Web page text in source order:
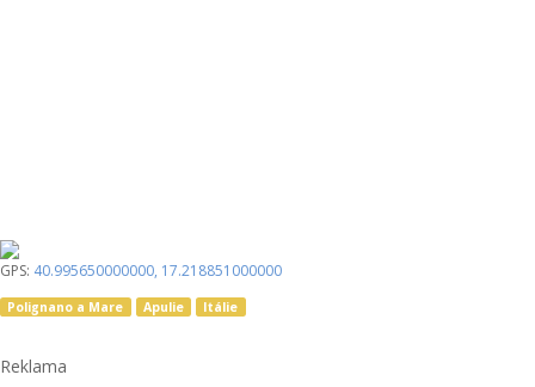
GPS: 40.995650000000, 17.218851000000
Polignano a Mare Apulie Itálie
Reklama